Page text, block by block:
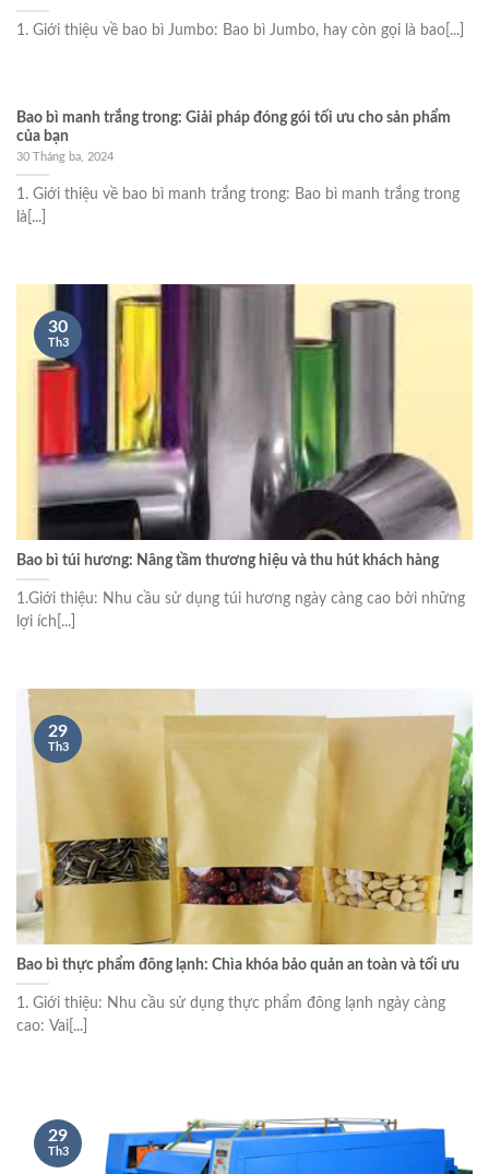
1. Giới thiệu về bao bì Jumbo: Bao bì Jumbo, hay còn gọi là bao[...]
Bao bì manh trắng trong: Giải pháp đóng gói tối ưu cho sản phẩm
của bạn
30 Tháng ba, 2024
1. Giới thiệu về bao bì manh trắng trong: Bao bì manh trắng trong
là[...]
Bao bì túi hương: Nâng tầm thương hiệu và thu hút khách hàng
1.Giới thiệu: Nhu cầu sử dụng túi hương ngày càng cao bởi những
lợi ích[...]
30
Th3
Bao bì thực phẩm đông lạnh: Chìa khóa bảo quản an toàn và tối ưu
1. Giới thiệu: Nhu cầu sử dụng thực phẩm đông lạnh ngày càng
cao: Vai[...]
29
Th3
29
Th3